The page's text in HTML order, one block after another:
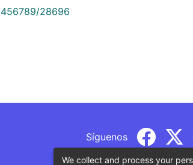
28696
Síguenos
We collect and process your